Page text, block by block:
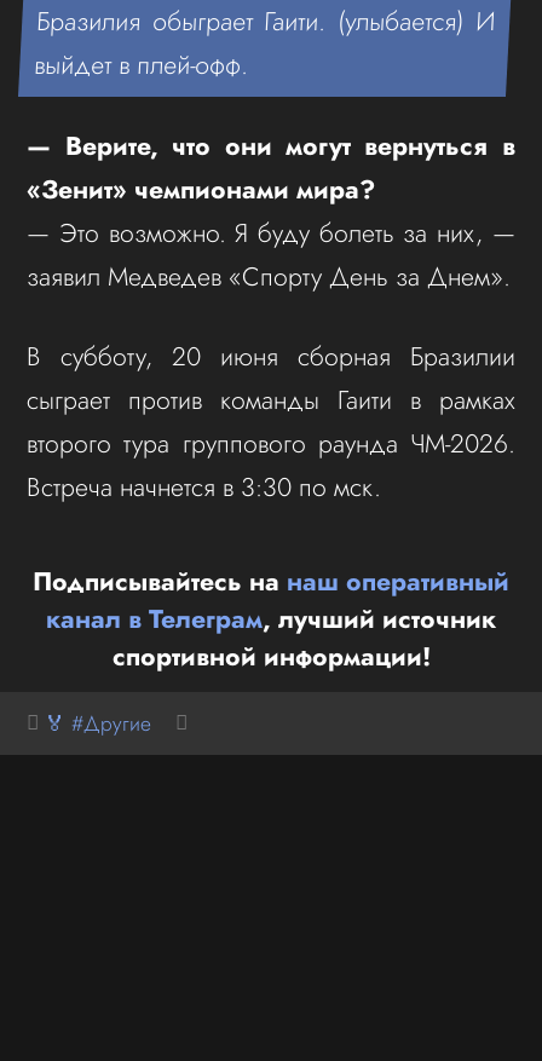
Бразилия обыграет Гаити. (улыбается) И
выйдет в плей-офф.
— Верите, что они могут вернуться в
«Зенит» чемпионами мира?
— Это возможно. Я буду болеть за них, —
заявил Медведев «Спорту День за Днем».
В субботу, 20 июня сборная Бразилии
сыграет против команды Гаити в рамках
второго тура группового раунда ЧМ-2026.
Встреча начнется в 3:30 по мск.
Подписывайтесь на наш оперативный
канал в Телеграм, лучший источник
спортивной информации!
🏅 #Другие